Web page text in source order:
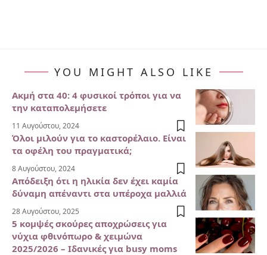
YOU MIGHT ALSO LIKE
Ακμή στα 40: 4 φυσικοί τρόποι για να
την καταπολεμήσετε
11 Αυγούστου, 2024
Όλοι μιλούν για το καστορέλαιο. Είναι
τα οφέλη του πραγματικά;
8 Αυγούστου, 2024
Απόδειξη ότι η ηλικία δεν έχει καμία
δύναμη απέναντι στα υπέροχα μαλλιά
28 Αυγούστου, 2025
5 κομψές σκούρες αποχρώσεις για
νύχια φθινόπωρο & χειμώνα
2025/2026 – Ιδανικές για busy moms